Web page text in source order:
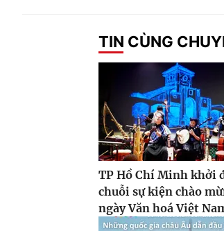
TIN CÙNG
TP Hồ Chí Minh khởi
chuỗi sự kiện chào
ngày Văn hoá Việt